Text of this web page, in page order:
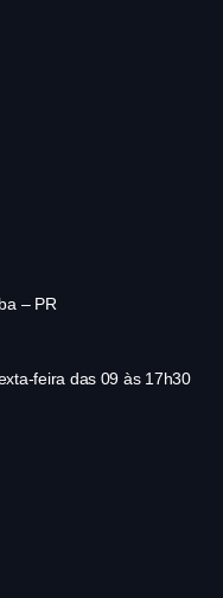
– PR
feira das 09 às 17h30